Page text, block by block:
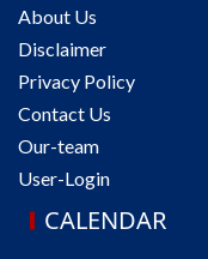
About Us
Disclaimer
Privacy Policy
Contact Us
Our-team
User-Login
CALENDAR